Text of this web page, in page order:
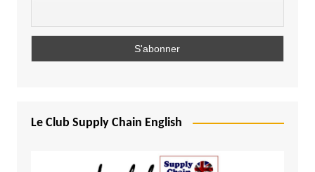
Le Club Supply Chain English